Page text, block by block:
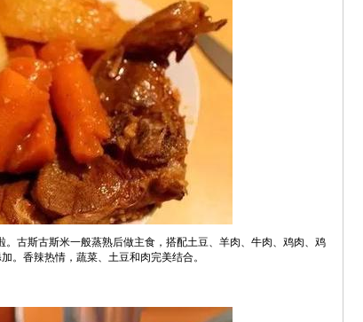
古斯古斯米一般蒸熟后做主食，搭配土豆、羊肉、牛肉、鸡肉、鸡
。香辣热情，蔬菜、土豆和肉完美结合。